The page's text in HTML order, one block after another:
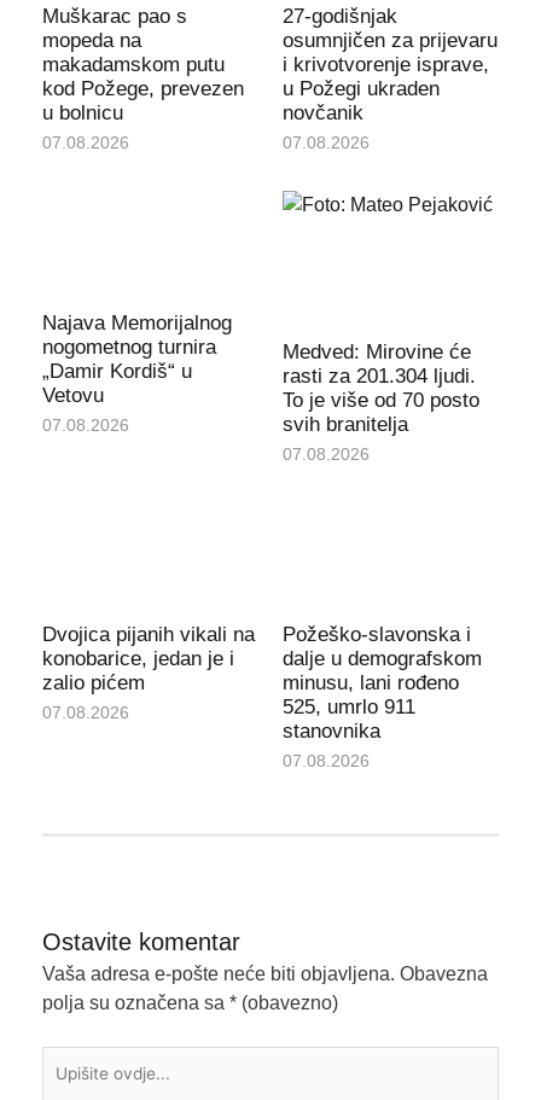
Muškarac pao s
mopeda na
makadamskom putu
kod Požege, prevezen
u bolnicu
07.08.2026
27-godišnjak
osumnjičen za prijevaru
i krivotvorenje isprave,
u Požegi ukraden
novčanik
07.08.2026
Najava Memorijalnog
nogometnog turnira
„Damir Kordiš“ u
Vetovu
07.08.2026
Medved: Mirovine će
rasti za 201.304 ljudi.
To je više od 70 posto
svih branitelja
07.08.2026
Dvojica pijanih vikali na
konobarice, jedan je i
zalio pićem
07.08.2026
Požeško-slavonska i
dalje u demografskom
minusu, lani rođeno
525, umrlo 911
stanovnika
07.08.2026
Ostavite komentar
Vaša adresa e-pošte neće biti objavljena. Obavezna
polja su označena sa * (obavezno)
ovdje...